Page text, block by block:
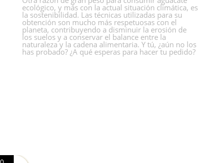
ecológico, y más con la actual situación climática, es
la sostenibilidad. Las técnicas utilizadas para su
obtención son mucho más respetuosas con el
planeta, contribuyendo a disminuir la erosión de
los suelos y a conservar el balance entre la
naturaleza y la cadena alimentaria. Y tú, ¿aún no los
has probado? ¿A qué esperas para hacer tu pedido?